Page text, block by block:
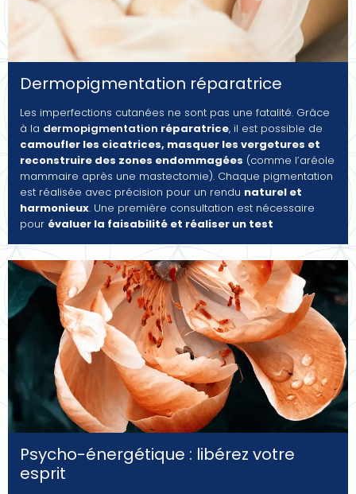
Dermopigmentation réparatrice
Les imperfections cutanées ne sont pas une fatalité. Grâce
à la dermopigmentation réparatrice, il est possible de
camoufler les cicatrices, masquer les vergetures et
reconstruire des zones endommagées (comme l’aréole
mammaire après une mastectomie). Chaque pigmentation
est réalisée avec précision pour un rendu naturel et
harmonieux. Une première consultation est nécessaire
pour évaluer la faisabilité et réaliser un test
Psycho-énergétique : libérez votre
esprit